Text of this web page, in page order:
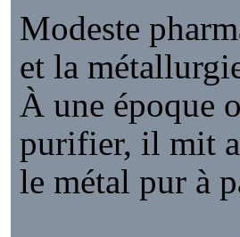
Modeste
et la
À une époque
purifier, il mit
le métal pur à